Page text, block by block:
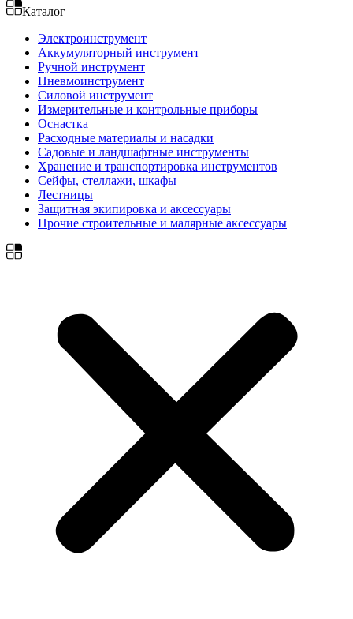
Каталог
Электроинструмент
Аккумуляторный инструмент
Ручной инструмент
Пневмоинструмент
Силовой инструмент
Измерительные и контрольные приборы
Оснастка
Расходные материалы и насадки
Садовые и ландшафтные инструменты
Хранение и транспортировка инструментов
Сейфы, стеллажи, шкафы
Лестницы
Защитная экипировка и аксессуары
Прочие строительные и малярные аксессуары